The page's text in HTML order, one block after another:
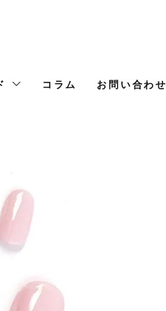
コラム お問い合わせ